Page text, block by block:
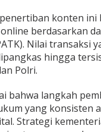
konten
berdasarkan
Nilai transaksi
hingga
Polri.
bahwa langkah
yang konsisten
Strategi